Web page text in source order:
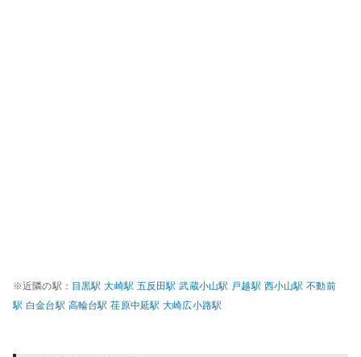
※近隣の駅： 目黒駅 大崎駅 五反田駅 武蔵小山駅 戸越駅 西小山駅 不動前
駅 白金台駅 高輪台駅 荏原中延駅 大崎広小路駅